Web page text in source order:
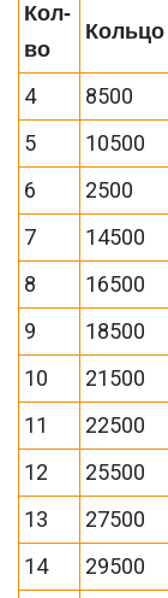
Кол-
во
Кольцо
4 8500
5
10500
6
2500
7
14500
8
16500
9
18500
10
21500
11
22500
12
25500
13
27500
14
29500